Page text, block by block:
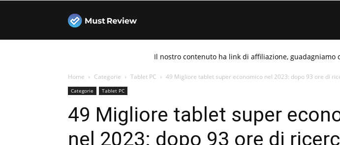
Must
ReviewIl nostro contenuto ha link di affiliazione,
Home Categorie Tablet PC 49 Migliore tablet super economico nel 2023: dopo 93 ore di
Categorie Tablet PC
49 Migliore tablet super
nel 2023: dopo 93 ore di